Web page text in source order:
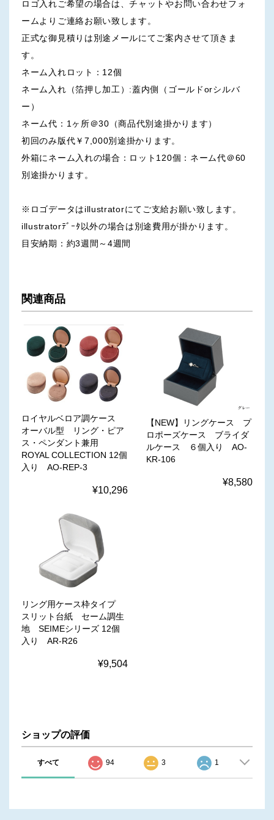
ロゴ入れご希望の場合は、チャットやお問い合わせフォ
ームよりご連絡お願い致します。
正式な御見積りは別途メールにてご案内させて頂きま
す。
ネーム入れロット：12個
ネーム入れ（箔押し加工）:蓋内側（ゴールドorシルバ
ー）
ネーム代：1ヶ所＠30（商品代別途掛かります）
初回のみ版代￥7,000別途掛かります。
外箱にネーム入れの場合：ロット120個：ネーム代＠60
別途掛かります。
※ロゴデータはillustratorにてご支給お願い致します。
illustratorﾃﾞｰﾀ以外の場合は別途費用が掛かります。
目安納期：約3週間～4週間
関連商品
ロイヤルベロア調ケース
オーバル型 リング・ピア
ス・ペンダント兼用
ROYAL COLLECTION 12個
入り AO-REP-3
¥10,296
【NEW】リングケース プ
ロポーズケース ブライダ
ルケース ６個入り AO-
KR-106
¥8,580
リング用ケース枠タイプ
スリット台紙 セーム調生
地 SEIMEシリーズ 12個
入り AR-R26
¥9,504
ショップの評価
すべて 94 3 1